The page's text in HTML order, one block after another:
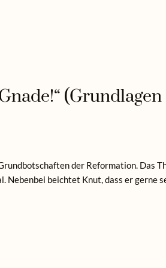
der Reformation. Das
Nebenbei beichtet Knut, dass er gerne